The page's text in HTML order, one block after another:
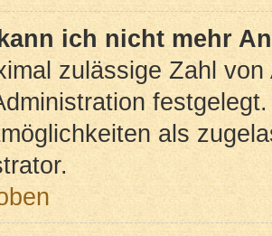
ich nicht mehr
zulässige Zahl
als